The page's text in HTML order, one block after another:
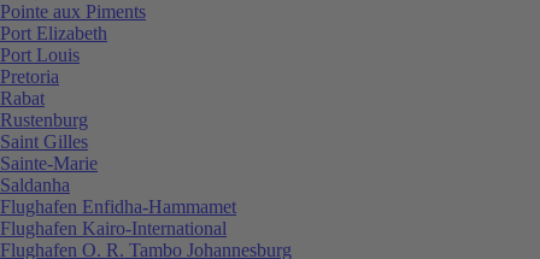
Pointe aux Piments
Port Elizabeth
Port Louis
Pretoria
Rabat
Rustenburg
Saint Gilles
Sainte-Marie
Saldanha
Flughafen Enfidha-Hammamet
Flughafen Kairo-International
Flughafen O. R. Tambo Johannesburg